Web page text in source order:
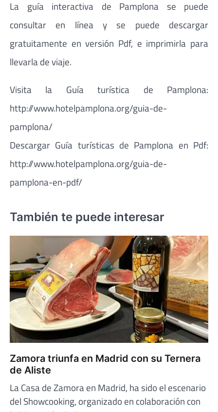
La guía interactiva de Pamplona se puede
consultar en línea y se puede descargar
gratuitamente en versión Pdf, e imprimirla para
llevarla de viaje.
Visita la Guía turística de Pamplona:
http://www.hotelpamplona.org/guia-de-
pamplona/
Descargar Guía turísticas de Pamplona en Pdf:
http://www.hotelpamplona.org/guia-de-
pamplona-en-pdf/
También te puede interesar
Zamora triunfa en Madrid con su Ternera
de Aliste
La Casa de Zamora en Madrid, ha sido el escenario
del Showcooking, organizado en colaboración con